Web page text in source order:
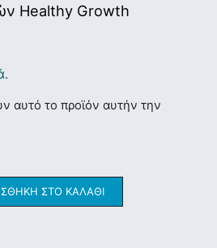
Healthy Growth
αυτό το προϊόν αυτήν την
ΣΤΟ ΚΑΛΆΘΙ